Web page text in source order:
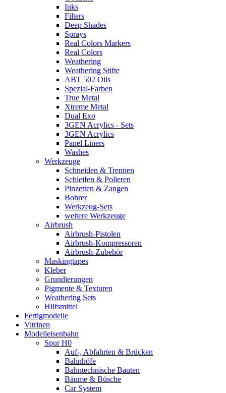
Inks
Filters
Deep Shades
Sprays
Real Colors Markers
Real Colors
Weathering
Weathering Stifte
ABT 502 Oils
Spezial-Farben
True Metal
Xtreme Metal
Dual Exo
3GEN Acrylics - Sets
3GEN Acrylics
Panel Liners
Washes
Werkzeuge
Schneiden & Trennen
Schleifen & Polieren
Pinzetten & Zangen
Bohrer
Werkzeug-Sets
weitere Werkzeuge
Airbrush
Airbrush-Pistolen
Airbrush-Kompressoren
Airbrush-Zubehör
Maskingtapes
Kleber
Grundierungen
Pigmente & Texturen
Weathering Sets
Hilfsmittel
Fertigmodelle
Vitrinen
Modelleisenbahn
Spur H0
Auf-, Abfahrten & Brücken
Bahnhöfe
Bahntechnische Bauten
Bäume & Büsche
Car System